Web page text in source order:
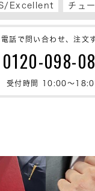
Excellent チュ
電話で問い合わせ、注文
0120-098-
受付時間 10:00〜